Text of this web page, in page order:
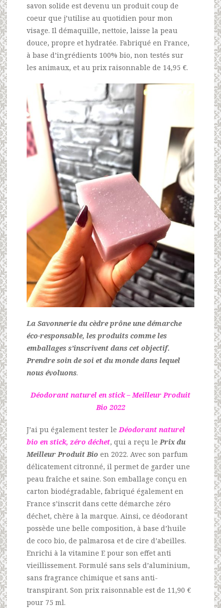
savon solide est devenu un produit coup de
coeur que j’utilise au quotidien pour mon
visage. Il démaquille, nettoie, laisse la peau
douce, propre et hydratée. Fabriqué en France,
à base d’ingrédients 100% bio, non testés sur
les animaux, et au prix raisonnable de 14,95 €.
La Savonnerie du cèdre prône une démarche
éco-responsable, les produits comme les
emballages s’inscrivent dans cet objectif.
Prendre soin de soi et du monde dans lequel
nous évoluons.
Déodorant naturel en stick – Meilleur Produit
Bio 2022
J’ai pu également tester leDéodorant naturel
bio en stick, zéro déchet, qui a reçu lePrix du
Meilleur Produit Bio en 2022. Avec son parfum
délicatement citronné, il permet de garder une
peau fraîche et saine. Son emballage conçu en
carton biodégradable, fabriqué également en
France s’inscrit dans cette démarche zéro
déchet, chère à la marque. Ainsi, ce déodorant
possède une belle composition, à base d’huile
de coco bio, de palmarosa et de cire d’abeilles.
Enrichi à la vitamine E pour son effet anti
vieillissement. Formulé sans sels d’aluminium,
sans fragrance chimique et sans anti-
transpirant. Son prix raisonnable est de 11,90 €
pour 75 ml.